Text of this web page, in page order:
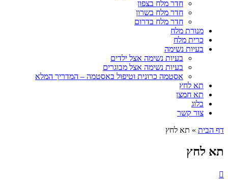
חדר מלח בצפון
חדר מלח בשרון
חדר מלח בדרום
מנורת מלח
כרית מלח
בעיות נשימה
בעיות נשימה אצל ילדים
בעיות נשימה אצל מבוגרים
אסטמה כרונית וטיפול באסטמה – המדריך המלא
תא לחץ
תא חמצן
בלוג
צור קשר
דף הבית » תא לחץ
תא לחץ